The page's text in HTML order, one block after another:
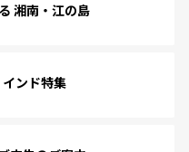
湘南・江の島
ンド特集